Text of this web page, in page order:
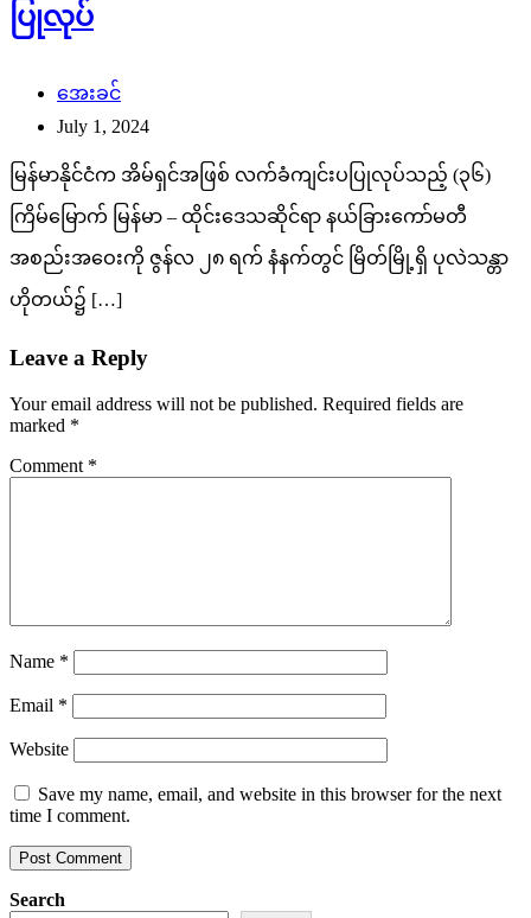
ပြုလုပ်
အေးခင်
July 1, 2024
မြန်မာနိုင်ငံက အိမ်ရှင်အဖြစ် လက်ခံကျင်းပပြုလုပ်သည့် (၃၆)
ကြိမ်မြောက် မြန်မာ – ထိုင်းဒေသဆိုင်ရာ နယ်ခြားကော်မတီ
အစည်းအဝေးကို ဇွန်လ ၂၈ ရက် နံနက်တွင် မြိတ်မြို့ရှိ ပုလဲသန္တာ
ဟိုတယ်၌ […]
Leave a Reply
Your email address will not be published. Required fields are
marked *
Comment *
Name *
Email *
Website
Save my name, email, and website in this browser for the next
time I comment.
Search